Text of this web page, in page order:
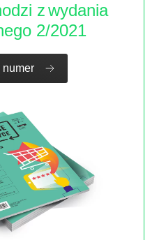
z wydania
2/2021
numer